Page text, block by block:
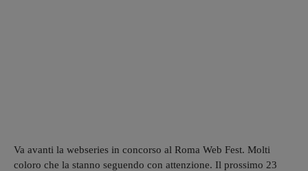
Va avanti la webseries in concorso al Roma Web Fest. Molti
coloro che la stanno seguendo con attenzione. Il prossimo 23